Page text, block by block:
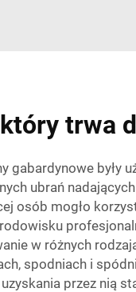
trwa
gabardynowe były
ubrań
osób mogło
w różnych
spodniach i
uzyskania przez nią